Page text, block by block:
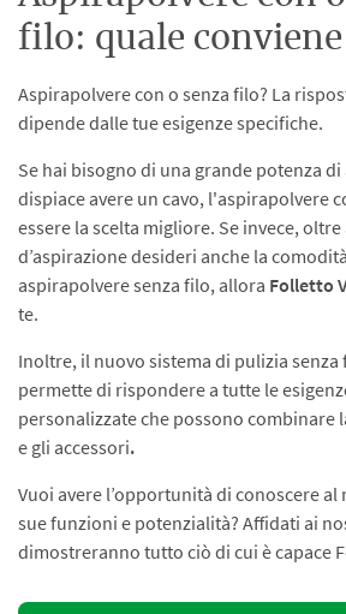
filo: quale conviene
Aspirapolvere con o senza filo? La
dipende dalle tue esigenze specifiche.
Se hai bisogno di una grande potenza
dispiace avere un cavo, l'aspirapolvere
essere la scelta migliore. Se invece,
d’aspirazione desideri anche la
aspirapolvere senza filo, allora Folletto
te.
Inoltre, il nuovo sistema di pulizia senza
permette di rispondere a tutte le
personalizzate che possono combinare
e gli accessori.
Vuoi avere l’opportunità di conoscere
sue funzioni e potenzialità? Affidati ai
dimostreranno tutto ciò di cui è capace